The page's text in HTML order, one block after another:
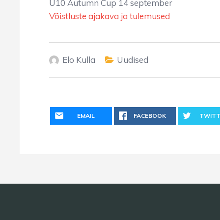
U10 Autumn Cup 14 september
Võistluste ajakava ja tulemused
Elo Kulla Uudised
EMAIL FACEBOOK